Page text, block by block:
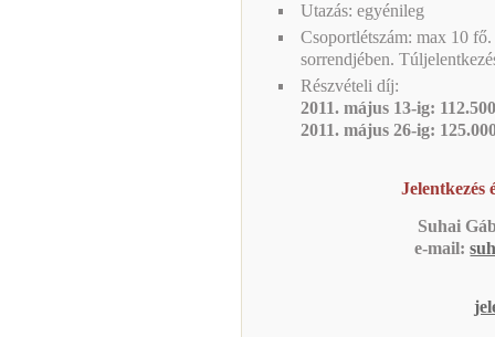
Utazás: egyénileg
Csoportlétszám: max 10
sorrendjében.
Részvételi díj:
2011. május 13-ig:
2011. május 26-ig:
Jelentkezés
Suhai
e-mail: